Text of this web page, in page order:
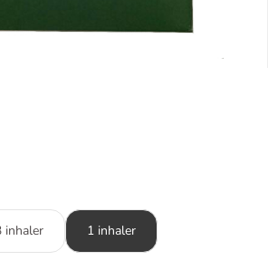
inhaler 1 inhaler